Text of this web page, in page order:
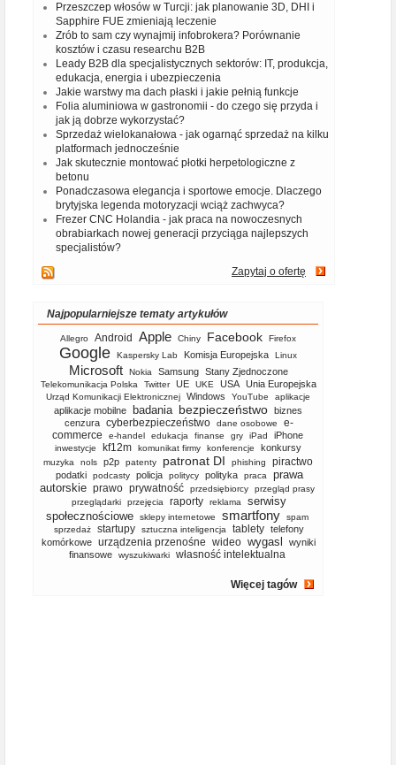
Przeszczep włosów w Turcji: jak planowanie 3D, DHI i
Sapphire FUE zmieniają leczenie
Zrób to sam czy wynajmij infobrokera? Porównanie
kosztów i czasu researchu B2B
Leady B2B dla specjalistycznych sektorów: IT, produkcja,
edukacja, energia i ubezpieczenia
Jakie warstwy ma dach płaski i jakie pełnią funkcje
Folia aluminiowa w gastronomii - do czego się przyda i
jak ją dobrze wykorzystać?
Sprzedaż wielokanałowa - jak ogarnąć sprzedaż na kilku
platformach jednocześnie
Jak skutecznie montować płotki herpetologiczne z
betonu
Ponadczasowa elegancja i sportowe emocje. Dlaczego
brytyjska legenda motoryzacji wciąż zachwyca?
Frezer CNC Holandia - jak praca na nowoczesnych
obrabiarkach nowej generacji przyciąga najlepszych
specjalistów?
Zapytaj o ofertę
Najpopularniejsze tematy artykułów
Allegro Android Apple Chiny Facebook Firefox
Google Kaspersky Lab Komisja Europejska Linux
Microsoft Nokia Samsung Stany Zjednoczone
Telekomunikacja Polska Twitter UE UKE USA Unia Europejska
Urząd Komunikacji Elektronicznej Windows YouTube aplikacje
aplikacje mobilne badania bezpieczeństwo biznes
cenzura cyberbezpieczeństwo dane osobowe
e-
commerce
e-handel edukacja finanse gry iPad iPhone
inwestycje kf12m komunikat firmy konferencje konkursy
muzyka nols p2p patenty patronat DI phishing piractwo
podatki podcasty policja politycy polityka praca
prawa
autorskie prawo prywatność przedsiębiorcy
przegląd prasy
przeglądarki
przejęcia raporty reklama
serwisy
społecznościowe
sklepy internetowe smartfony
spam
sprzedaż
startupy sztuczna inteligencja tablety telefony
komórkowe
urządzenia przenośne wideo wygasl
wyniki
finansowe
wyszukiwarki własność intelektualna
Więcej tagów